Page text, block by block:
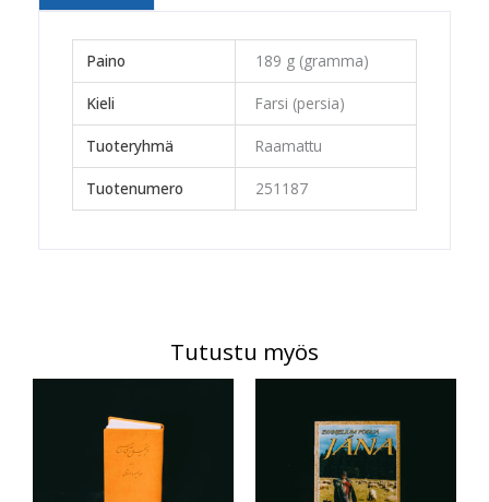
Paino 189 g (gramma)
Kieli Farsi (persia)
Tuoteryhmä Raamattu
Tuotenumero 251187
Tutustu myös